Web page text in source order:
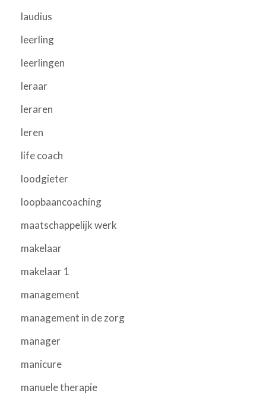
laudius
leerling
leerlingen
leraar
leraren
leren
life coach
loodgieter
loopbaancoaching
maatschappelijk werk
makelaar
makelaar 1
management
management in de zorg
manager
manicure
manuele therapie